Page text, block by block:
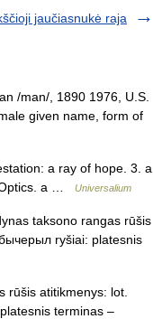
jaučiasnukė raja
/man/, 1890 1976, U.S.
given name, form of
a ray of hope. 3. a
Optics. a …
Universalium
taksono rangas rūšis
ryšiai: platesnis
atitikmenys: lot.
terminas –